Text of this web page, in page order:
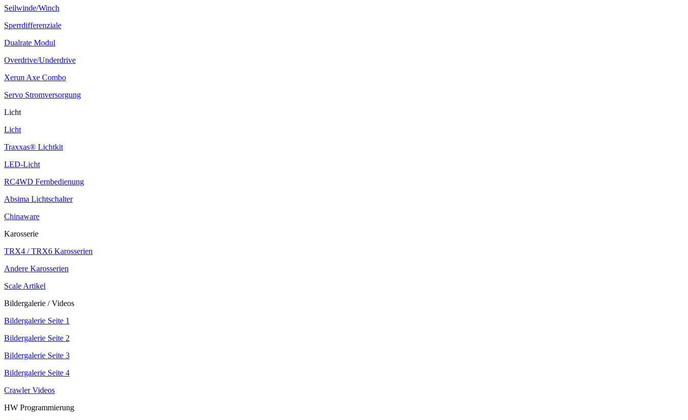
Seilwinde/Winch
Sperrdifferenziale
Dualrate Modul
Overdrive/Underdrive
Xerun Axe Combo
Servo Stromversorgung
Licht
Licht
Traxxas® Lichtkit
LED-Licht
RC4WD Fernbedienung
Absima Lichtschalter
Chinaware
Karosserie
TRX4 / TRX6 Karosserien
Andere Karosserien
Scale Artikel
Bildergalerie / Videos
Bildergalerie Seite 1
Bildergalerie Seite 2
Bildergalerie Seite 3
Bildergalerie Seite 4
Crawler Videos
HW Programmierung